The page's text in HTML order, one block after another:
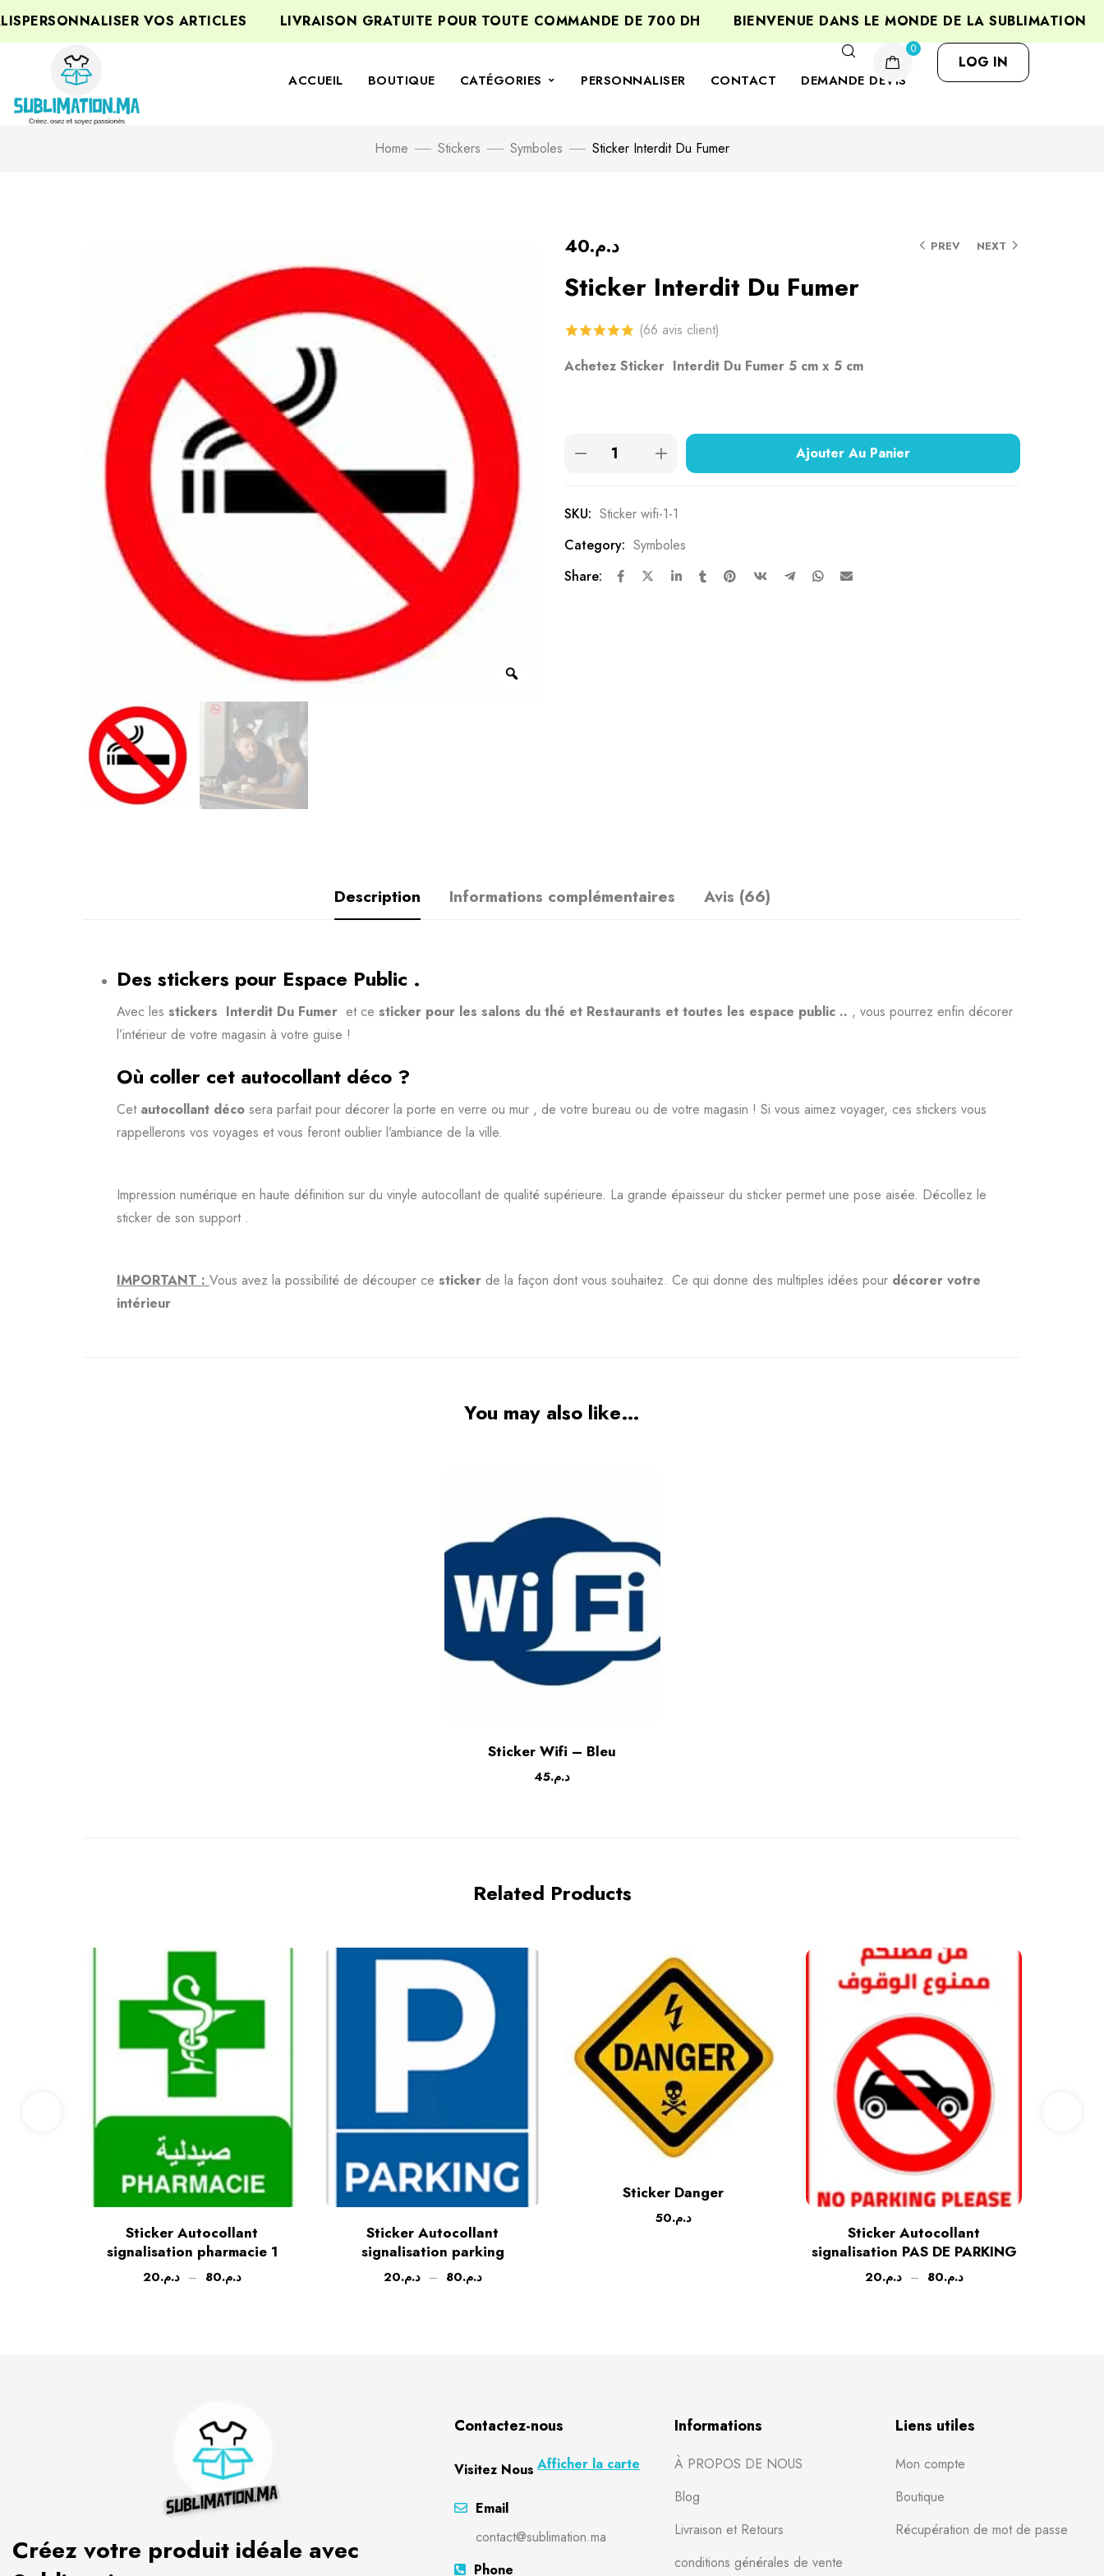
VOS ARTICLES LIVRAISON GRATUITE POUR TOUTE COMMANDE DE 700 DH BIENVENUE DANS LE MONDE DE LA SUBLIMATION
ACCUEIL BOUTIQUE CATÉGORIES PERSONNALISER CONTACT DEMANDE DEVIS
0
LOG IN
Home Stickers Symboles Sticker Interdit Du Fumer
PREV NEXT د.م.40
Sticker Interdit Du Fumer
4.80
sur 5
(66 avis client)
Achetez Sticker Interdit Du Fumer 5 cm x 5 cm
Ajouter Au Panier
SKU: Sticker wifi-1-1
Category: Symboles
Share:
Description Informations complémentaires Avis (66)
Des stickers pour Espace Public .
Avec les stickers Interdit Du Fumer et ce sticker pour les salons du thé et Restaurants et toutes les espace public .. , vous pourrez enfin décorer
l’intérieur de votre magasin à votre guise !
Où coller cet autocollant déco ?
Cet autocollant déco sera parfait pour décorer la porte en verre ou mur , de votre bureau ou de votre magasin ! Si vous aimez voyager, ces stickers vous
rappellerons vos voyages et vous feront oublier l’ambiance de la ville.
Impression numérique en haute définition sur du vinyle autocollant de qualité supérieure. La grande épaisseur du sticker permet une pose aisée. Décollez le
sticker de son support .
IMPORTANT : Vous avez la possibilité de découper ce sticker de la façon dont vous souhaitez. Ce qui donne des multiples idées pour décorer votre
intérieur
You may also like…
Sticker Wifi – Bleu
د.م.45
Related Products
Sticker Autocollant
signalisation pharmacie 1
د.م.20 – د.م.80
Sticker Autocollant
signalisation parking
د.م.20 – د.م.80
Sticker Danger
د.م.50
Sticker Autocollant
signalisation PAS DE PARKING
د.م.20 – د.م.80
Créez votre produit idéale avec
Contactez-nous
Visitez Nous Afficher la carte
Email
contact@sublimation.ma
Phone
Informations
À PROPOS DE NOUS
Blog
Livraison et Retours
conditions générales de vente
Liens utiles
Mon compte
Boutique
Récupération de mot de passe